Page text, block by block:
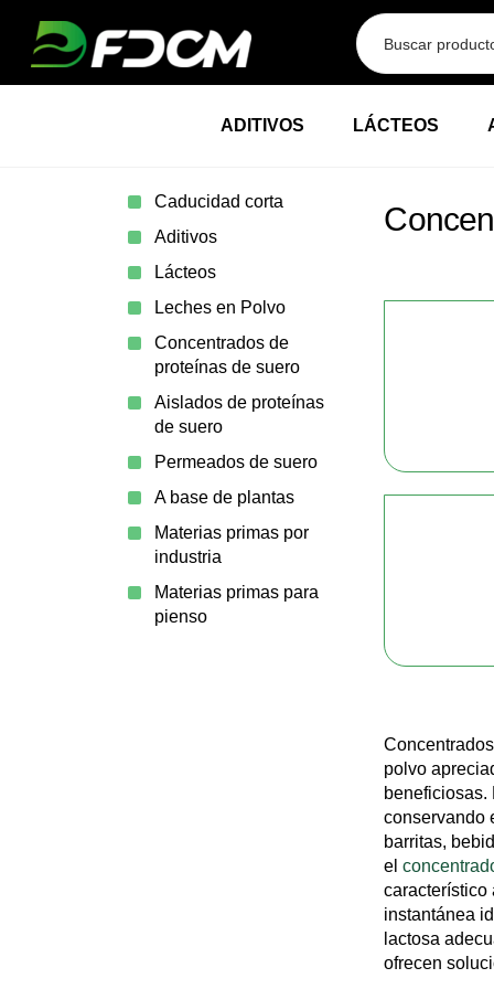
ADITIVOS LÁCTEOS
Caducidad corta
Aditivos
Lácteos
Leches en Polvo
Concentrados de
proteínas de suero
Aislados de proteínas
de suero
Permeados de suero
A base de plantas
Materias primas por
industria
Materias primas para
pienso
polvo
beneficiosas.
conservando
barritas,
el
instantánea
lactosa
ofrecen